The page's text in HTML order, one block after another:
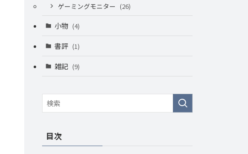
ゲーミングモニター (26)
小物 (4)
書評 (1)
雑記 (9)
目次